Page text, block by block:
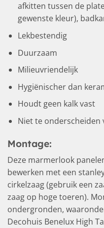
afkitten tussen de
gewenste kleur),
Lekbestendig
Duurzaam
Milieuvriendelijk
Hygiënischer dan
Houdt geen kalk vast
Niet te onderscheiden
Montage:
Deze marmerlook
bewerken met een
cirkelzaag (gebruik een
zaag op hoge toeren).
ondergronden,
Decohuis Benelux High